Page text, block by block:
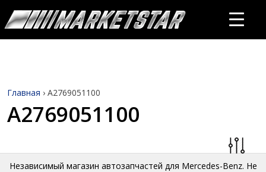
Главная › A2769051100
A2769051100
Независимый магазин автозапчастей для Mercedes-Benz. Не